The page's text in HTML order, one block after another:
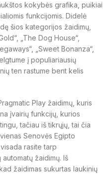
kokybės grafika, puikiai
funkcijomis. Didelė
šios kategorijos žaidimų,
„The Dog House“,
„Sweet Bonanza“,
į populiariausių
ten rastume bent kelis
Play žaidimų, kuris
įvairių funkcijų, kurios
tačiau iš tikrųjų, tai čia
Senovės Egipto
rasite tarp
žaidimų. Iš
žaidimas sukurtas laukinių